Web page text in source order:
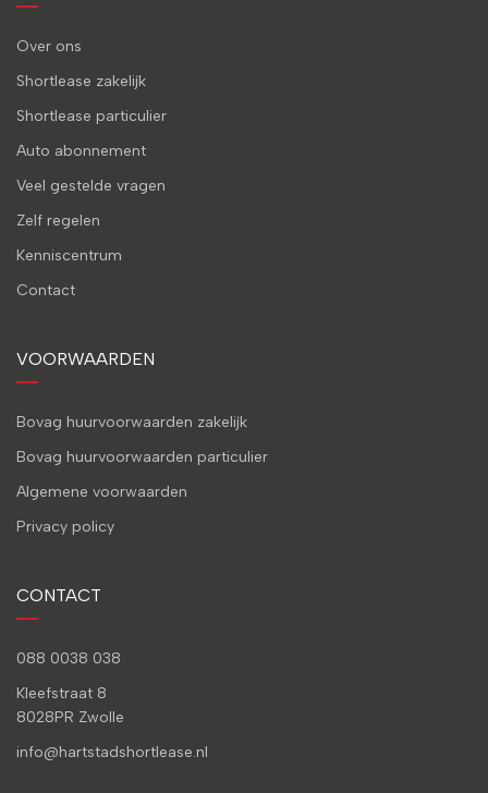
Over ons
Shortlease zakelijk
Shortlease particulier
Auto abonnement
Veel gestelde vragen
Zelf regelen
Kenniscentrum
Contact
VOORWAARDEN
Bovag huurvoorwaarden zakelijk
Bovag huurvoorwaarden particulier
Algemene voorwaarden
Privacy policy
CONTACT
088 0038 038
Kleefstraat 8
8028PR Zwolle
info@hartstadshortlease.nl